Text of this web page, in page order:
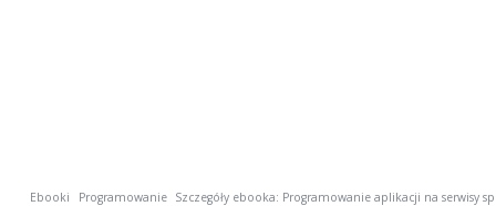
Ebooki Programowanie Szczegóły ebooka: Programowanie aplikacji na serwisy